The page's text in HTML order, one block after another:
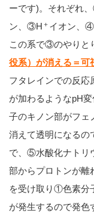
ーです)。それぞれ
ン、③H ＋ イオン、
この系で③のやりと
役系）が消える＝可
フタレインでの反
が加わるようなpH
子のキノン部がフェ
消えて透明になるの
で、⑤水酸化ナトリ
部からプロトンが
を受け取り①色素分
が発生するので発色